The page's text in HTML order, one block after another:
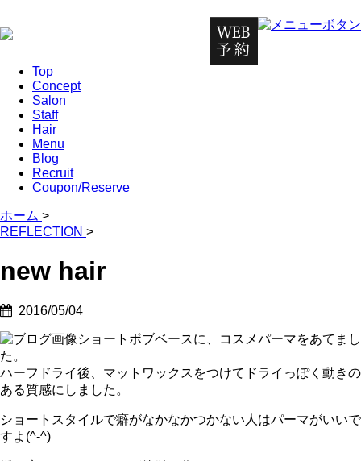
Top
Concept
Salon
Staff
Hair
Menu
Blog
Recruit
Coupon/Reserve
ホーム >
REFLECTION >
new hair
2016/05/04
ショートボブベースに、コスメパーマをあてまし
た。
ハーフドライ後、マットワックスをつけてドライっぽく動きの
ある質感にしました。
ショートスタイルで癖がなかなかつかない人はパーマがいいで
すよ(^-^)